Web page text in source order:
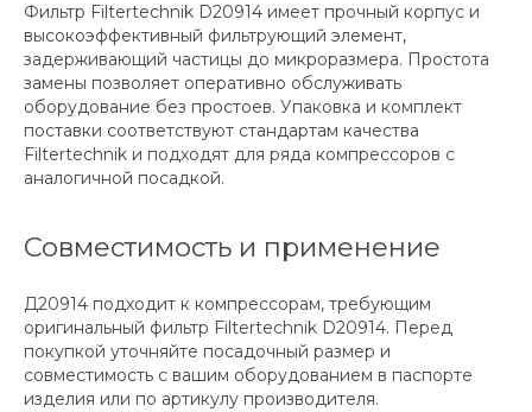
Фильтр Filtertechnik D20914 имеет прочный корпус и
высокоэффективный фильтрующий элемент,
задерживающий частицы до микроразмера. Простота
замены позволяет оперативно обслуживать
оборудование без простоев. Упаковка и комплект
поставки соответствуют стандартам качества
Filtertechnik и подходят для ряда компрессоров с
аналогичной посадкой.
Совместимость и применение
Д20914 подходит к компрессорам, требующим
оригинальный фильтр Filtertechnik D20914. Перед
покупкой уточняйте посадочный размер и
совместимость с вашим оборудованием в паспорте
изделия или по артикулу производителя.